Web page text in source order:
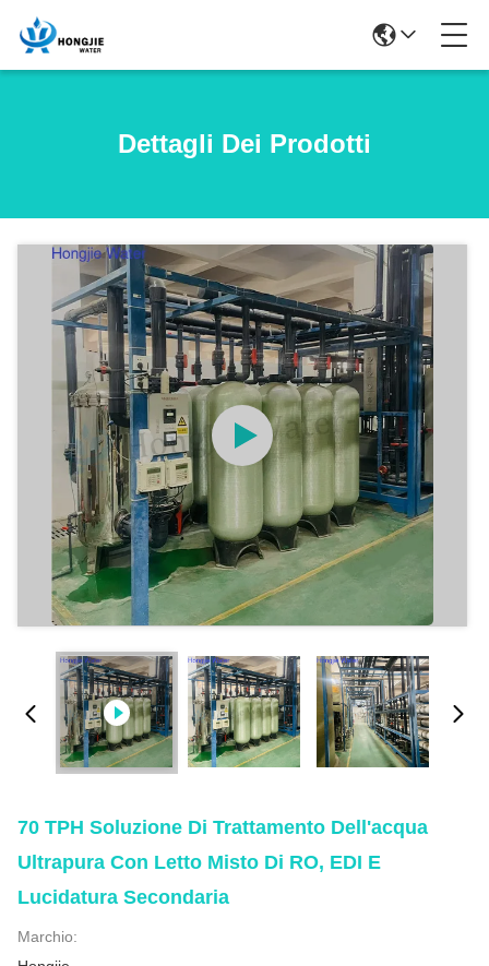
Dettagli Dei Prodotti
70 TPH Soluzione Di Trattamento Dell'acqua
Ultrapura Con Letto Misto Di RO, EDI E
Lucidatura Secondaria
Marchio: